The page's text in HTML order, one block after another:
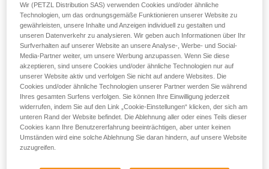
Wir (PETZL Distribution SAS) verwenden Cookies und/oder ähnliche
Technologien, um das ordnungsgemäße Funktionieren unserer Website zu
gewährleisten, unsere Inhalte und Anzeigen individuell zu gestalten und
unseren Datenverkehr zu analysieren. Wir geben auch Informationen über Ihr
Surfverhalten auf unserer Website an unsere Analyse-, Werbe- und Social-
Media-Partner weiter, um unsere Werbung anzupassen. Wenn Sie diese
akzeptieren, sind unsere Cookies und/oder ähnliche Technologien nur auf
unserer Website aktiv und verfolgen Sie nicht auf andere Websites. Die
Cookies und/oder ähnliche Technologien unserer Partner werden Sie während
Ihres gesamten Surfens verfolgen. Sie können Ihre Einwilligung jederzeit
widerrufen, indem Sie auf den Link „Cookie-Einstellungen“ klicken, der sich am
unteren Rand der Website befindet. Die Ablehnung aller oder eines Teils dieser
Cookies kann Ihre Benutzererfahrung beeinträchtigen, aber unter keinen
Umständen wird eine solche Ablehnung Sie daran hindern, auf unsere Website
zuzugreifen.